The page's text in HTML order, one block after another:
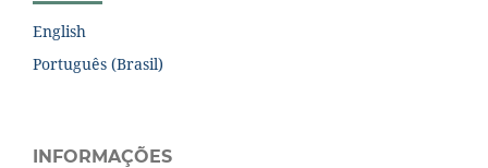
English
Português (Brasil)
INFORMAÇÕES